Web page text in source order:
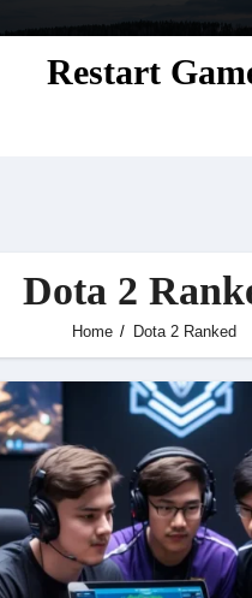
Restart
Dota 2
Home Dota 2 Ranked